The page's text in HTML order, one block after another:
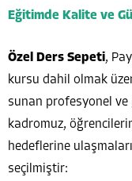
Eğitimde Kalite ve
Özel Ders Sepeti,
kursu dahil olmak
sunan profesyonel
kadromuz,
hedeflerine
seçilmiştir: